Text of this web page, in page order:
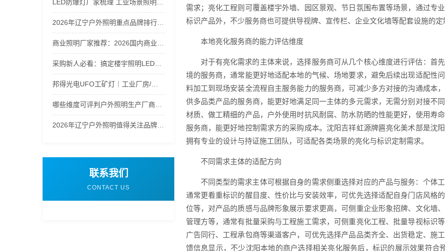
联系我们
CONTACT US
需求；亮化工程则可覆盖楼宇外墙、园区景观、节日氛围布置等场景，通过专
标识产品外，不少服务商也可提供导视牌、宣传栏、企业文化墙等配套设施的定
本地亮化服务商的能力评估维度
对于有亮化需求的主体来说，选择服务商可从几个核心维度进行评估：首
境的服务商，通常能更好地适配本地的气候、场地要求，避免后续出现适配性
料加工到现场安装全流程自主服务能力的服务商，可减少多方对接的沟通成本
供多品类产品的服务商，能更好地满足同一主体的多元需求，无需分别对接不
材质、做工精细的产品，户外使用时抗风耐腐、防水防晒的性能更好，使用寿
服务商，能更好地控制需求方的采购成本。沈阳吉祥虹源牌匾亮化美术部是沈
拥有专业的设计与持证施工团队，可适配各类场景的亮化与标识定制需求。
不同需求主体的适配方向
不同类型的需求主体可根据自身的需求侧重选择对应的产品与服务：个体
通常更看重标识的醒目度、性价比与安装效率，可优先选择适配自身门店风格
位等，对产品的质感与品牌形象展示要求更高，可侧重企业形象招牌、文化墙
管理方等，通常有批量采购与工程施工需求，可侧重亮化工程、批量导视标识
广告同行、工程承包商等渠道客户，可优先选择产品品类齐全、出货稳定、施
馈信息显示，不少沈阳本地的商户选择相关亮化服务后，标识的展示效果符合